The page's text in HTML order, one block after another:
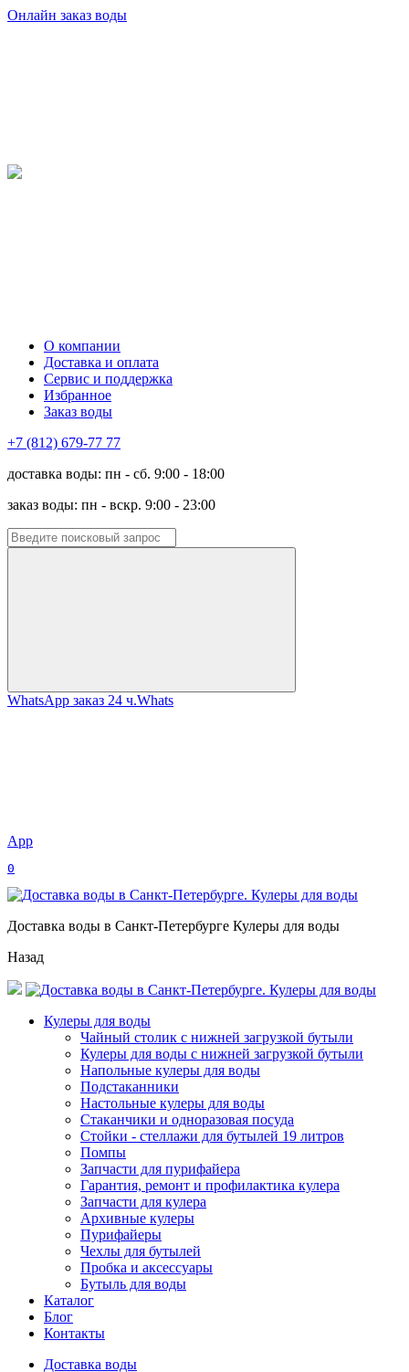
Онлайн заказ воды
О компании
Доставка и оплата
Сервис и поддержка
Избранное
Заказ воды
+7 (812) 679-77 77
доставка воды: пн - сб. 9:00 - 18:00
заказ воды: пн - вскр. 9:00 - 23:00
WhatsApp заказ 24 ч.Whats
App
0
Доставка воды в Санкт-Петербурге Кулеры для воды
Назад
Кулеры для воды
Чайный столик с нижней загрузкой бутыли
Кулеры для воды с нижней загрузкой бутыли
Напольные кулеры для воды
Подстаканники
Настольные кулеры для воды
Стаканчики и одноразовая посуда
Стойки - стеллажи для бутылей 19 литров
Помпы
Запчасти для пурифайера
Гарантия, ремонт и профилактика кулера
Запчасти для кулера
Архивные кулеры
Пурифайеры
Чехлы для бутылей
Пробка и аксессуары
Бутыль для воды
Каталог
Блог
Контакты
Доставка воды